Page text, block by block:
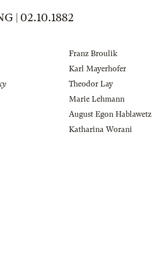
| 02.10.1882
Franz Broulik
Karl Mayerhofer
Theodor Lay
Marie Lehmann
August Egon Hablawetz
Katharina Worani